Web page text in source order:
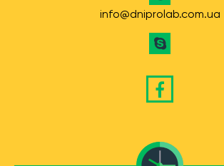
info@dniprolab.com.ua